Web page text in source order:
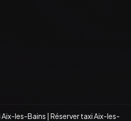
Aix-les-Bains | Réserver taxi Aix-les-